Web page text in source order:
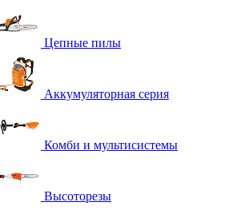
Цепные пилы
Аккумуляторная серия
Комби и мультисистемы
Высоторезы